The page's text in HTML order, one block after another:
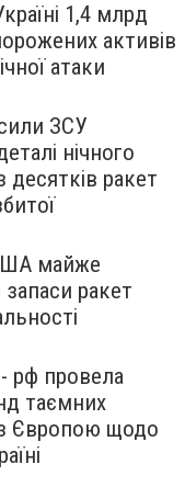
1,4 млрд
активів
атаки
ЗСУ
нічного
десятків ракет
майже
ракет
рф провела
таємних
з Європою щодо